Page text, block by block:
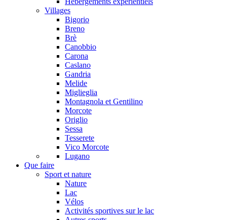
Villages
Bigorio
Breno
Brè
Canobbio
Carona
Caslano
Gandria
Melide
Miglieglia
Montagnola et Gentilino
Morcote
Origlio
Sessa
Tesserete
Vico Morcote
Lugano
Que faire
Sport et nature
Nature
Lac
Vélos
Activités sportives sur le lac